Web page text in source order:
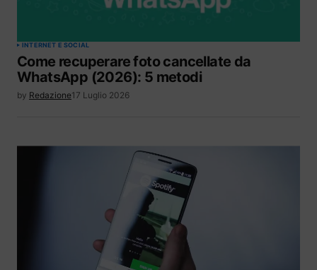
INTERNET E SOCIAL
Come recuperare foto cancellate da
WhatsApp (2026): 5 metodi
by Redazione17 Luglio 2026